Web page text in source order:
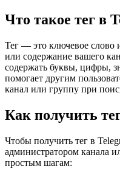
Что такое тег в
Тег — это ключевое слово
или содержание вашего
содержать буквы, цифры,
помогает другим
канал или группу при
Как получить
Чтобы получить тег в
администратором канала
простым шагам: